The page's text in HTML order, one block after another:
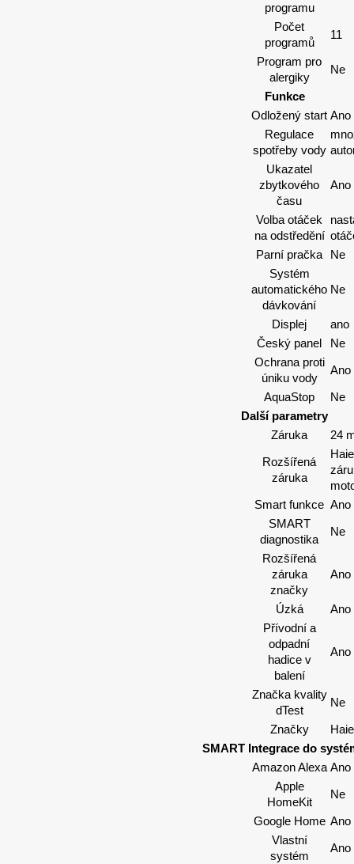
programu
Počet
programů
11
Program pro
alergiky
Ne
Funkce
Odložený start Ano
Regulace
spotřeby vody
Ukazatel
zbytkového
času
Ano
Volba otáček
na odstředění
Parní pračka
Ne
Systém
automatického
dávkování
Ne
Displej
ano
Český panel
Ne
Ochrana proti
úniku vody
Ano
AquaStop
Ne
Další parametry
Záruka
24
Rozšířená
záruka
Smart funkce Ano
SMART
diagnostika
Ne
Rozšířená
záruka
značky
Ano
Úzká
Ano
Přívodní a
odpadní
hadice v
balení
Ano
Značka kvality
dTest
Ne
Značky
SMART Integrace do
Amazon Alexa Ano
Apple
HomeKit
Ne
Google Home Ano
Vlastní
systém
Ano